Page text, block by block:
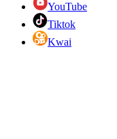
YouTube
Tiktok
Kwai